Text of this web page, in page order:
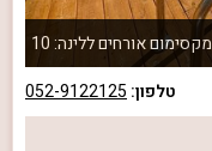
מקסימום אורחים ללינה: 10
טלפון: 052-9122125